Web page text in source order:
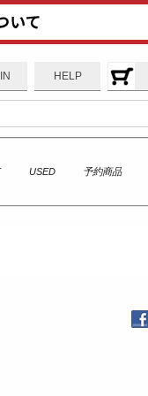
HELP
USED 予約商品